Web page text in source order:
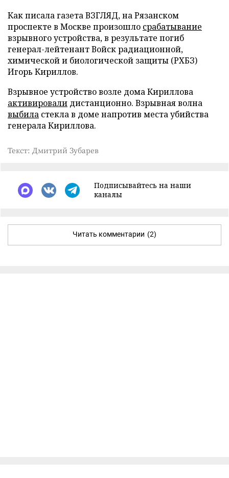
Как писала газета ВЗГЛЯД, на Рязанском
проспекте в Москве произошло срабатывание
взрывного устройства, в результате погиб
генерал-лейтенант Войск радиационной,
химической и биологической защиты (РХБЗ)
Игорь Кириллов.
Взрывное устройство возле дома Кириллова
активировали дистанционно. Взрывная волна
выбила стекла в доме напротив места убийства
генерала Кириллова.
Текст: Дмитрий Зубарев
Подписывайтесь на наши
каналы
Читать комментарии (2)